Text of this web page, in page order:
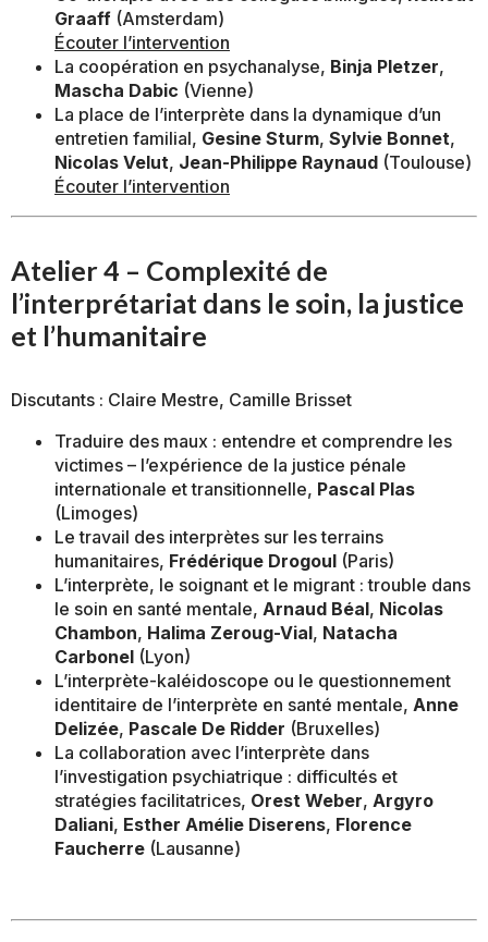
Graaff (Amsterdam)
Écouter l’intervention
La coopération en psychanalyse, Binja Pletzer,
Mascha Dabic (Vienne)
La place de l’interprète dans la dynamique d’un
entretien familial, Gesine Sturm, Sylvie Bonnet,
Nicolas Velut, Jean-Philippe Raynaud (Toulouse)
Écouter l’intervention
Atelier 4 – Complexité de
l’interprétariat dans le soin, la justice
et l’humanitaire
Discutants : Claire Mestre, Camille Brisset
Traduire des maux : entendre et comprendre les
victimes – l’expérience de la justice pénale
internationale et transitionnelle, Pascal Plas
(Limoges)
Le travail des interprètes sur les terrains
humanitaires, Frédérique Drogoul (Paris)
L’interprète, le soignant et le migrant : trouble dans
le soin en santé mentale, Arnaud Béal, Nicolas
Chambon, Halima Zeroug-Vial, Natacha
Carbonel (Lyon)
L’interprète-kaléidoscope ou le questionnement
identitaire de l’interprète en santé mentale, Anne
Delizée, Pascale De Ridder (Bruxelles)
La collaboration avec l’interprète dans
l’investigation psychiatrique : difficultés et
stratégies facilitatrices, Orest Weber, Argyro
Daliani, Esther Amélie Diserens, Florence
Faucherre (Lausanne)